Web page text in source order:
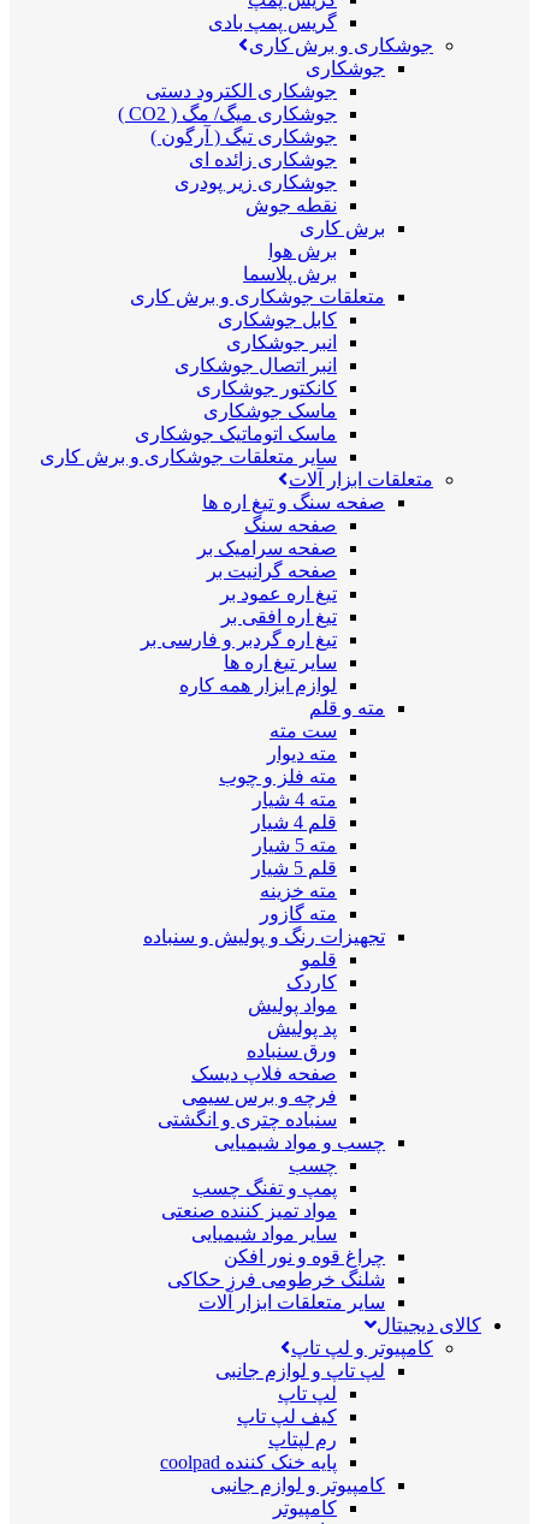
گریس پمپ بادی
جوشکاری و برش کاری
جوشکاری
جوشکاری الکترود دستی
جوشکاری میگ/ مگ ( CO2 )
جوشکاری تیگ ( آرگون )
جوشکاری زائده ای
جوشکاری زیر پودری
نقطه جوش
برش کاری
برش هوا
برش پلاسما
متعلقات جوشکاری و برش کاری
کابل جوشکاری
انبر جوشکاری
انبر اتصال جوشکاری
کانکتور جوشکاری
ماسک جوشکاری
ماسک اتوماتیک جوشکاری
سایر متعلقات جوشکاری و برش کاری
متعلقات ابزار آلات
صفحه سنگ و تیغ اره ها
صفحه سنگ
صفحه سرامیک بر
صفحه گرانیت بر
تیغ اره عمود بر
تیغ اره افقی بر
تیغ اره گردبر و فارسی بر
سایر تیغ اره ها
لوازم ابزار همه کاره
مته و قلم
ست مته
مته دیوار
مته فلز و چوب
مته 4 شیار
قلم 4 شیار
مته 5 شیار
قلم 5 شیار
مته خزینه
مته گازور
تجهیزات رنگ و پولیش و سنباده
قلمو
کاردک
مواد پولیش
پد پولیش
ورق سنباده
صفحه فلاپ دیسک
فرچه و برس سیمی
سنباده چتری و انگشتی
چسب و مواد شیمیایی
چسب
پمپ و تفنگ چسب
مواد تمیز کننده صنعتی
سایر مواد شیمیایی
چراغ قوه و نور افکن
شلنگ خرطومی فرز حکاکی
سایر متعلقات ابزار آلات
کالای دیجیتال
کامپیوتر و لپ تاپ
لپ تاپ و لوازم جانبی
لپ تاپ
کیف لپ تاپ
رم لپتاپ
پایه خنک کننده coolpad
کامپیوتر و لوازم جانبی
کامپیوتر